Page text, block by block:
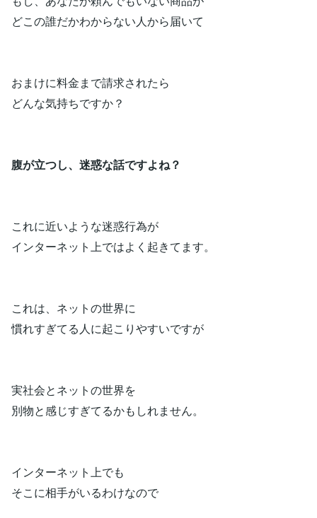
どこの誰だかわからない人から届いて
おまけに料金まで請求されたら
どんな気持ちですか？
腹が立つし、迷惑な話ですよね？
これに近いような迷惑行為が
インターネット上ではよく起きてます。
これは、ネットの世界に
慣れすぎてる人に起こりやすいですが
実社会とネットの世界を
別物と感じすぎてるかもしれません。
インターネット上でも
そこに相手がいるわけなので